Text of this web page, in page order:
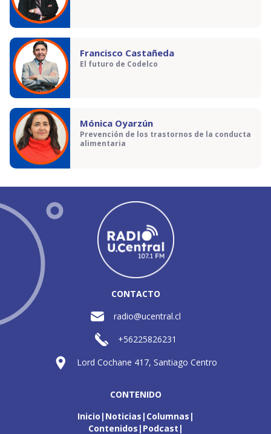
Francisco Castañeda
El futuro de Codelco
Mónica Oyarzún
Prevención de los trastornos de la conducta
alimentaria
CONTACTO
radio@ucentral.cl
+56225826231
Lord Cochane 417, Santiago Centro
CONTENIDO
Inicio Noticias Columnas
Contenidos Podcast